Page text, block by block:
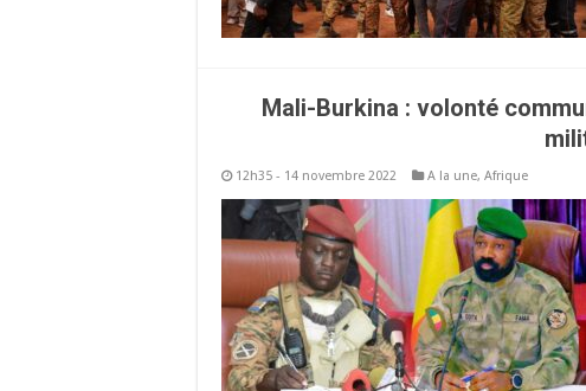
Mali-Burkina : volonté
12h35 - 14 novembre 2022 A la une, Afrique